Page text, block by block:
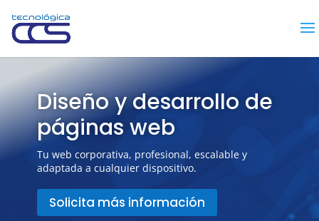
Diseño y desarrollo de
páginas web
Tu web corporativa, profesional, escalable y
adaptada a cualquier dispositivo.
Solicita más información